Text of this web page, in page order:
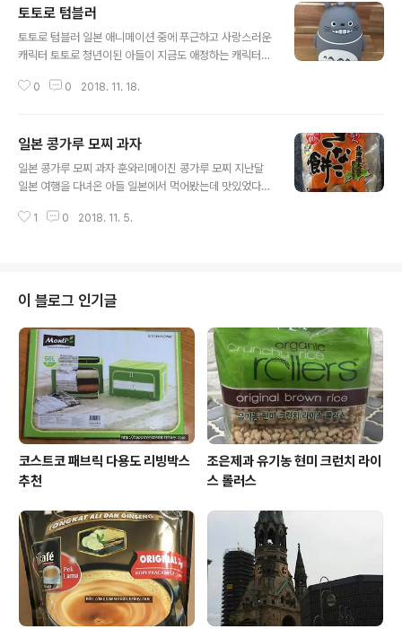
다 블루보..
묶음으로 판매하는 곳을 찾았다 배송비 포함 한봉지에 20
000원 정도 하기에 식구들과 함께 맛보고 주변 사람들에
게도 한두알씩 나눠주면 좋을것 같아 구입을 했다 판매 사
주문을 넣었는데.... 쿄호젤리를 주문후 5일이 지나서 배송
토토로 텀블러
토토로 텀블러 일본 애니메이션 중에 푸근하고 사랑스러운
캐릭터 토토로 청년이된 아들이 지금도 애정하는 캐릭터이
은 자기 만한 토토로 인형을 사고 말겠다고 할정도로 토토
토토로 보냉 보온병 머그컵 텀블러 귀여운 토토로 텀블러
를 보는 순간 바로 이거다!! 하고 주문을 했다 해외배송품이
라 배송기간이 길었다 주문을 하고 17일 만에 물건이 도착
송예정 날짜보다 7일 일찍 도착했다 토토로 텀블러 17일
0 0 2018. 11. 18.
일본 콩가루 모찌 과자
일본 콩가루 모찌 과자 훈와리메이진 콩가루 모찌 지난달
일본 여행을 다녀온 아들 일본에서 먹어봤는데 맛있었다며
에서 우리가족 모두 첫번째로 맛있다고 선택한 과자가 바
혀와 입천장으로 눌러 드셔도 될정도의 과자이다 콩가루
모찌 과자가 너무 맛있어서 아들이 꺼내 주자마자 앉은 자
리에서 금방 다 먹어버렸다 우리나라 인절미 맛이나는 과
자라고 생각하면 맛이 설명이 될것이다 인절미 과자 이 표
현이 딱인듯 하다 혹시나 우리나라에서도 구할 수 있나 찾
아봤더니 인터넷에서 판매를 하고 있었다 아들한테 구..
1 0 2018. 11. 5.
이 블로그 인기글
코스트코 패브릭 다용도 리빙박스
추천
조은제과 유기농 현미 크런치 라이
스 롤러스